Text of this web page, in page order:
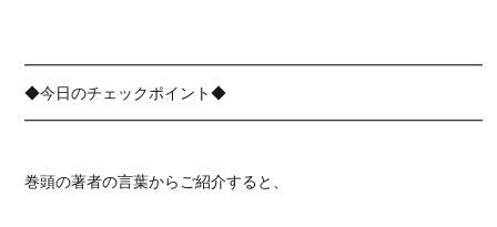
◆今日のチェックポイント◆
巻頭の著者の言葉からご紹介すると、